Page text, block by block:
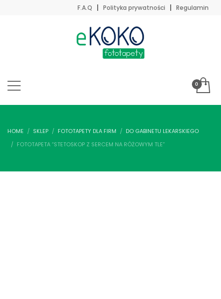
F.A.Q Polityka prywatności Regulamin
HOME SKLEP FOTOTAPETY DLA FIRM
DO GABINETU LEKARSKIEGO
FOTOTAPETA “STETOSKOP Z SERCEM NA RÓŻOWYM TLE”